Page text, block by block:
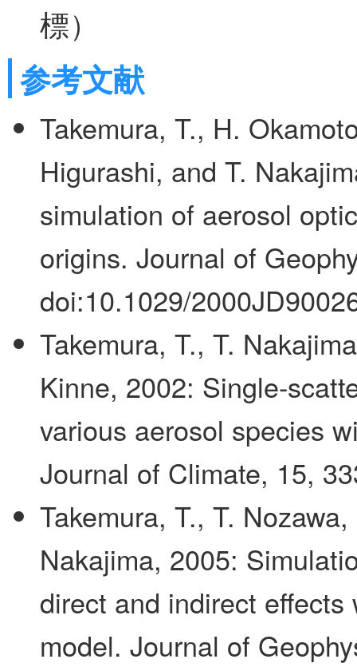
標）
参考文献
Takemura, T., H.
Higurashi, and T.
simulation of aerosol
origins. Journal of
doi:10.1029/
Takemura, T., T.
Kinne, 2002: Single-
various aerosol species
Journal of Climate, 15,
Takemura, T., T.
Nakajima, 2005:
direct and indirect
model. Journal of